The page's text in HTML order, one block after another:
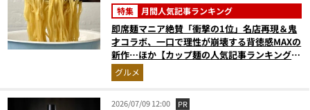
特集 月間人気記事ランキング
即席麺マニア絶賛「衝撃の1位」名店再現＆鬼
才コラボ、一口で理性が崩壊する背徳感MAXの
新作…ほか【カップ麺の人気記事ランキングベ
スト3】（2026年5月版）
グルメ
2026/07/09 12:00 PR